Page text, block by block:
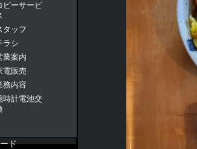
ピーサービ
タッフ
ラシ
業案内
電販売
務内容
時計電池交
ド